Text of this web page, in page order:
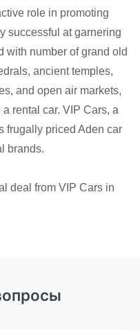
role in promoting
successful at garnering
with number of grand old
ancient temples,
and open air markets,
rental car. VIP Cars, a
frugally priced Aden car
brands.
deal from VIP Cars in